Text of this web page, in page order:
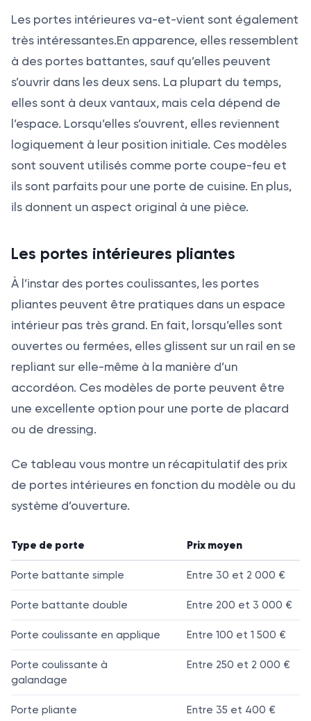
Les portes intérieures va-et-vient sont également
très intéressantes.En apparence, elles ressemblent
à des portes battantes, sauf qu’elles peuvent
s’ouvrir dans les deux sens. La plupart du temps,
elles sont à deux vantaux, mais cela dépend de
l’espace. Lorsqu’elles s’ouvrent, elles reviennent
logiquement à leur position initiale. Ces modèles
sont souvent utilisés comme porte coupe-feu et
ils sont parfaits pour une porte de cuisine. En plus,
ils donnent un aspect original à une pièce.
Les portes intérieures pliantes
À l’instar des portes coulissantes, les portes
pliantes peuvent être pratiques dans un espace
intérieur pas très grand. En fait, lorsqu’elles sont
ouvertes ou fermées, elles glissent sur un rail en se
repliant sur elle-même à la manière d’un
accordéon. Ces modèles de porte peuvent être
une excellente option pour une porte de placard
ou de dressing.
Ce tableau vous montre un récapitulatif des prix
de portes intérieures en fonction du modèle ou du
système d’ouverture.
Type de porte Prix moyen
Porte battante simple Entre 30 et 2 000 €
Porte battante double Entre 200 et 3 000 €
Porte coulissante en applique Entre 100 et 1 500 €
Porte coulissante à
galandage
Entre 250 et 2 000 €
Porte pliante Entre 35 et 400 €